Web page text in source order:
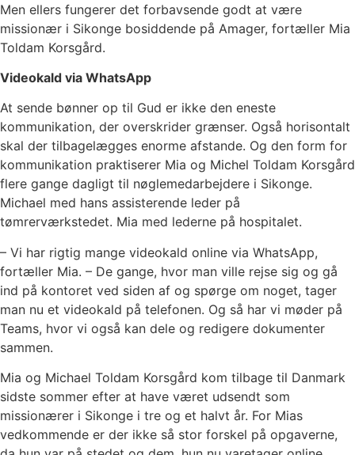
Men ellers fungerer det forbavsende godt at være
missionær i Sikonge bosiddende på Amager, fortæller Mia
Toldam Korsgård.
Videokald via WhatsApp
At sende bønner op til Gud er ikke den eneste
kommunikation, der overskrider grænser. Også horisontalt
skal der tilbagelægges enorme afstande. Og den form for
kommunikation praktiserer Mia og Michel Toldam Korsgård
flere gange dagligt til nøglemedarbejdere i Sikonge.
Michael med hans assisterende leder på
tømrerværkstedet. Mia med lederne på hospitalet.
– Vi har rigtig mange videokald online via WhatsApp,
fortæller Mia. – De gange, hvor man ville rejse sig og gå
ind på kontoret ved siden af og spørge om noget, tager
man nu et videokald på telefonen. Og så har vi møder på
Teams, hvor vi også kan dele og redigere dokumenter
sammen.
Mia og Michael Toldam Korsgård kom tilbage til Danmark
sidste sommer efter at have været udsendt som
missionærer i Sikonge i tre og et halvt år. For Mias
vedkommende er der ikke så stor forskel på opgaverne,